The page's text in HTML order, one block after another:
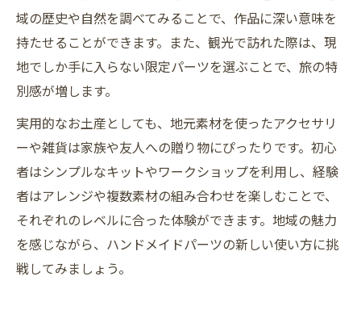
域の歴史や自然を調べてみることで、作品に深い意味を
持たせることができます。また、観光で訪れた際は、現
地でしか手に入らない限定パーツを選ぶことで、旅の特
別感が増します。
実用的なお土産としても、地元素材を使ったアクセサリ
ーや雑貨は家族や友人への贈り物にぴったりです。初心
者はシンプルなキットやワークショップを利用し、経験
者はアレンジや複数素材の組み合わせを楽しむことで、
それぞれのレベルに合った体験ができます。地域の魅力
を感じながら、ハンドメイドパーツの新しい使い方に挑
戦してみましょう。